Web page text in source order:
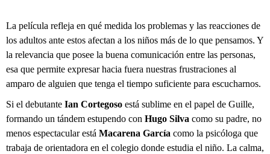
La película refleja en qué medida los problemas y las reacciones de
los adultos ante estos afectan a los niños más de lo que pensamos. Y
la relevancia que posee la buena comunicación entre las personas,
esa que permite expresar hacia fuera nuestras frustraciones al
amparo de alguien que tenga el tiempo suficiente para escucharnos.
Si el debutante Ian Cortegoso está sublime en el papel de Guille,
formando un tándem estupendo con Hugo Silva como su padre, no
menos espectacular está Macarena García como la psicóloga que
trabaja de orientadora en el colegio donde estudia el niño. La calma,